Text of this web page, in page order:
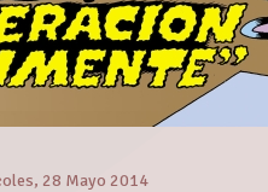
28 Mayo 2014